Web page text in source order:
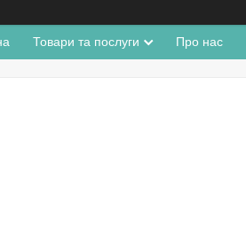
Товари та послуги Про нас